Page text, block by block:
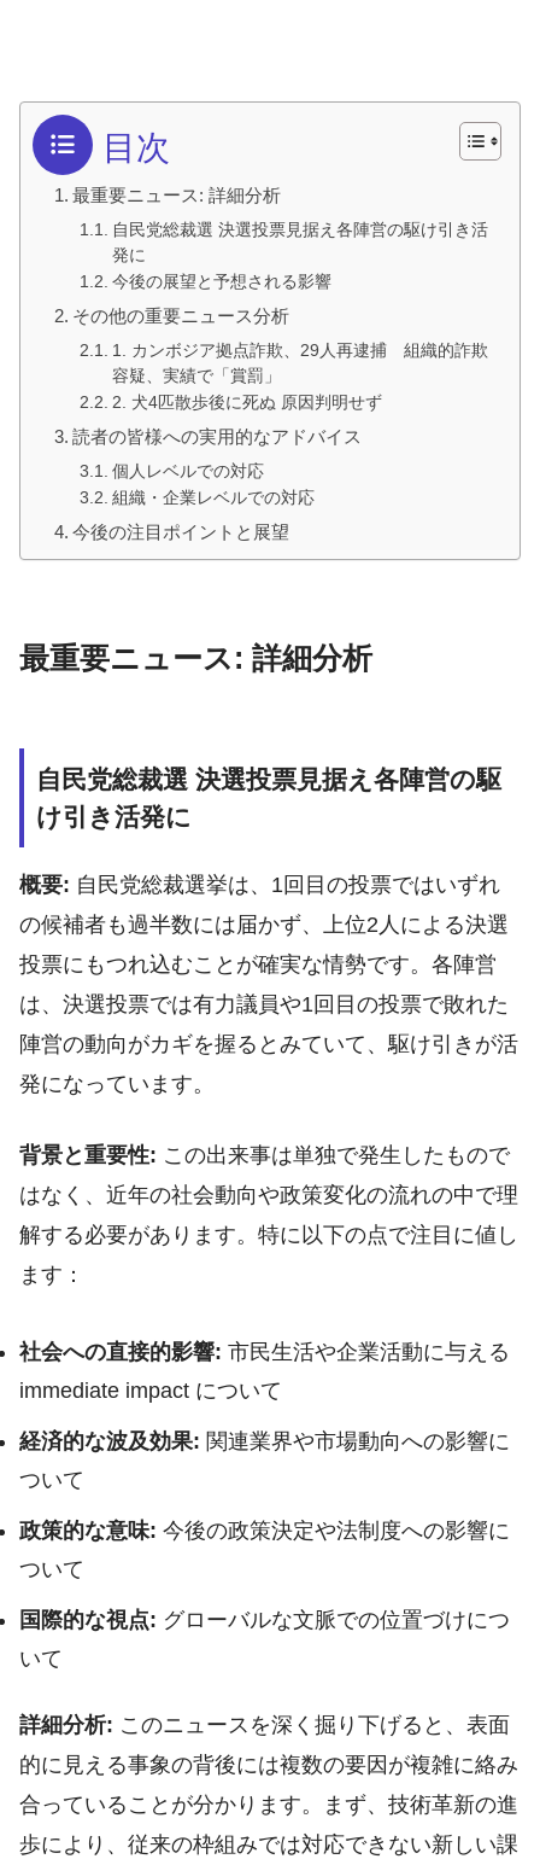
目次
最重要ニュース: 詳細分析
自民党総裁選 決選投票見据え各陣営の駆け引き活
発に
今後の展望と予想される影響
その他の重要ニュース分析
1. カンボジア拠点詐欺、29人再逮捕 組織的詐欺
容疑、実績で「賞罰」
2. 犬4匹散歩後に死ぬ 原因判明せず
読者の皆様への実用的なアドバイス
個人レベルでの対応
組織・企業レベルでの対応
今後の注目ポイントと展望
最重要ニュース: 詳細分析
自民党総裁選 決選投票見据え各陣営の駆
け引き活発に
概要: 自民党総裁選挙は、1回目の投票ではいずれ
の候補者も過半数には届かず、上位2人による決選
投票にもつれ込むことが確実な情勢です。各陣営
は、決選投票では有力議員や1回目の投票で敗れた
陣営の動向がカギを握るとみていて、駆け引きが活
発になっています。
背景と重要性: この出来事は単独で発生したもので
はなく、近年の社会動向や政策変化の流れの中で理
解する必要があります。特に以下の点で注目に値し
ます：
社会への直接的影響: 市民生活や企業活動に与える
immediate impact について
経済的な波及効果: 関連業界や市場動向への影響に
ついて
政策的な意味: 今後の政策決定や法制度への影響に
ついて
国際的な視点: グローバルな文脈での位置づけにつ
いて
詳細分析: このニュースを深く掘り下げると、表面
的に見える事象の背後には複数の要因が複雑に絡み
合っていることが分かります。まず、技術革新の進
歩により、従来の枠組みでは対応できない新しい課